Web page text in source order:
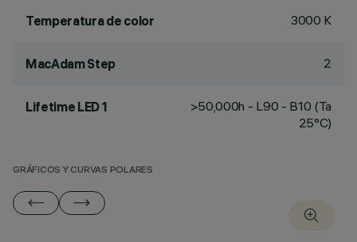
Temperatura de color 3000 K
MacAdam Step 2
Lifetime LED 1
>50,000h - L90 - B10 (Ta
25°C)
GRÁFICOS Y CURVAS POLARES